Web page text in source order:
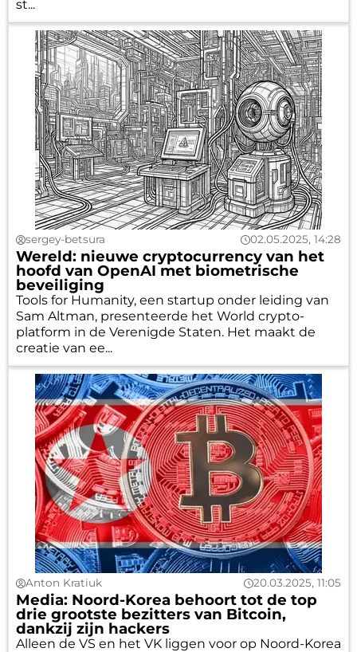
st...
sergey-betsura 02.05.2025, 14:28
Wereld: nieuwe cryptocurrency van het
hoofd van OpenAI met biometrische
beveiliging
Tools for Humanity, een startup onder leiding van
Sam Altman, presenteerde het World crypto-
platform in de Verenigde Staten. Het maakt de
creatie van ee...
Anton Kratiuk 20.03.2025, 11:05
Media: Noord-Korea behoort tot de top
drie grootste bezitters van Bitcoin,
dankzij zijn hackers
Alleen de VS en het VK liggen voor op Noord-Korea